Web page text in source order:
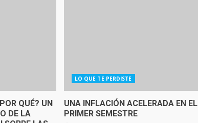
QUÉ? UN
DE LA
LO QUE TE PERDISTE
UNA INFLACIÓN ACELERADA EN EL
PRIMER SEMESTRE